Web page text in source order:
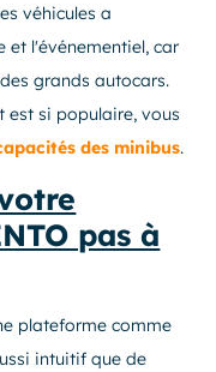
véhicules a
et l'événementiel, car
grands autocars.
est si populaire, vous
des minibus.
pas à
plateforme comme
intuitif que de